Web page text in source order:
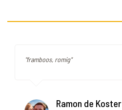
"framboos, romig"
Ramon de Koster